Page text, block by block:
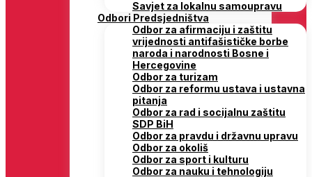
Savjet za lokalnu samoupravu
Odbori Predsjedništva
Odbor za afirmaciju i zaštitu
vrijednosti antifašističke borbe
naroda i narodnosti Bosne i
Hercegovine
Odbor za turizam
Odbor za reformu ustava i ustavna
pitanja
Odbor za rad i socijalnu zaštitu
SDP BiH
Odbor za pravdu i državnu upravu
Odbor za okoliš
Odbor za sport i kulturu
Odbor za nauku i tehnologiju